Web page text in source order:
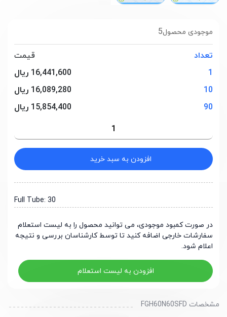
5موجودی محصول
تعداد
قیمت
1
16,441,600 ریال
10
16,089,280 ریال
90
15,854,400 ریال
افزودن به سبد خرید
Full Tube: 30
در صورت کمبود موجودی، می توانید محصول را به لیست استعلام
سفارشات خارجی اضافه کنید تا توسط کارشناسان بررسی و نتیجه
اعلام شود.
افزودن به لیست استعلام
مشخصات FGH60N60SFD